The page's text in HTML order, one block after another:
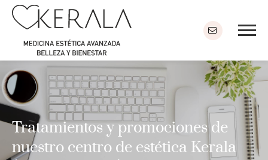
Tratamientos y promociones de
nuestro centro de estética Kerala